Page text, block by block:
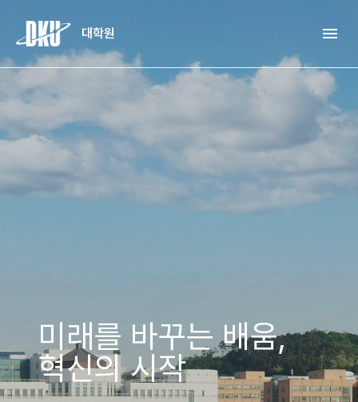
대학원
menu
미래를 바꾸는 배움,
혁신의 시작